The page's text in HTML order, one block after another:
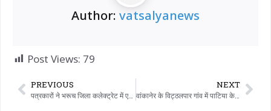
Author: vatsalyanews
Post Views: 79
PREVIOUS
पत्रकारों ने भरूच जिला कलेक्ट्रेट में एक विवाद में पत्रकार पर हुए हमले के विरोध में ज्ञापन दिया था, जिसमें जिम्मेदार लोगों के खिलाफ सख्त कार्रवाई की मांग की गई थी।
NEXT
वांकानेर के विट्ठलपार गांव में पाटिया के पास विदेशी शराब से भरी कार के साथ एक व्यक्ति गिरफ्तार